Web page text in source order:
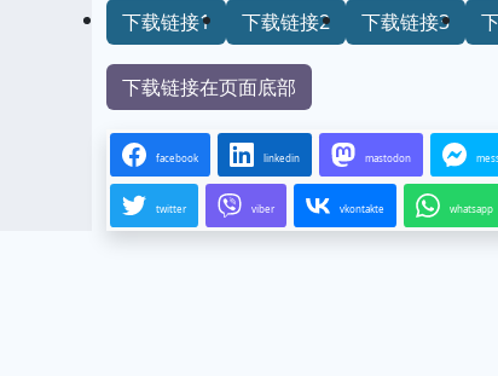
下载链接1 下载链接2 下载链接3
下载链接在页面底部
facebook linkedin mastodon
twitter viber vkontakte whatsapp